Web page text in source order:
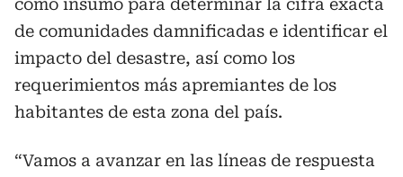
como insumo para determinar la cifra exacta
de comunidades damnificadas e identificar el
impacto del desastre, así como los
requerimientos más apremiantes de los
habitantes de esta zona del país.
“Vamos a avanzar en las líneas de respuesta